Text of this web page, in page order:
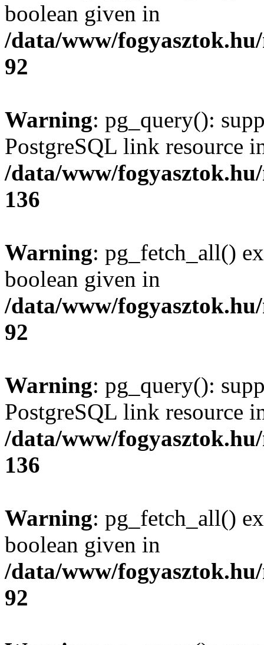
boolean given in
/data/www/
92
Warning: pg_query():
PostgreSQL link resource
/data/www/
136
Warning: pg_fetch_all()
boolean given in
/data/www/
92
Warning: pg_query():
PostgreSQL link resource
/data/www/
136
Warning: pg_fetch_all()
boolean given in
/data/www/
92